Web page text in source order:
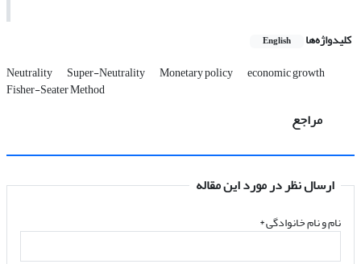
کلیدواژه‌ها English
Neutrality Super-Neutrality Monetary policy economic growth
Fisher-Seater Method
مراجع
ارسال نظر در مورد این مقاله
نام و نام خانوادگی*